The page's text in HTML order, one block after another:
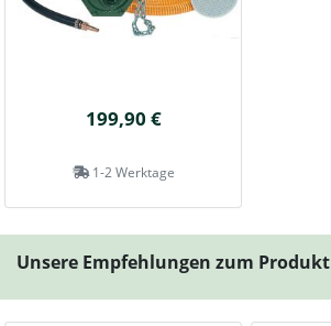
199,90 €
1-2 Werktage
Unsere Empfehlungen zum Produkt